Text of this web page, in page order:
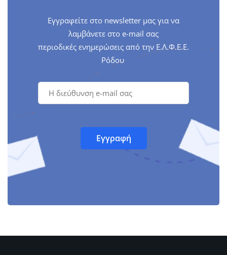
Εγγραφείτε στο newsletter μας για να
λαμβάνετε στο e-mail σας
περιοδικές ενημερώσεις από την Ε.Λ.Φ.Ε.Ε.
Ρόδου